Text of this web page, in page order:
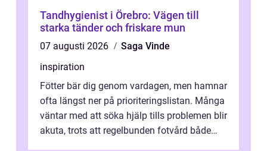
Tandhygienist i Örebro: Vägen till
starka tänder och friskare mun
07 augusti 2026
Saga Vinde
inspiration
Fötter bär dig genom vardagen, men hamnar
ofta längst ner på prioriteringslistan. Många
väntar med att söka hjälp tills problemen blir
akuta, trots att regelbunden fotvård både